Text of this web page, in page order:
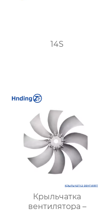
14S
Крыльчатка
вентилятора –